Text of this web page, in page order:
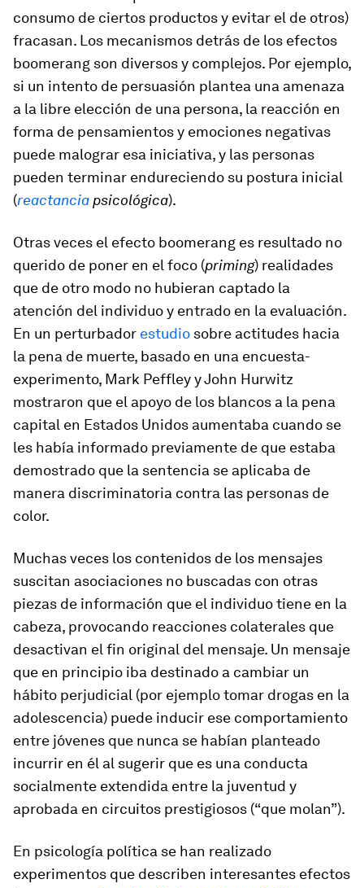
consumo de ciertos productos y evitar el de otros)
fracasan. Los mecanismos detrás de los efectos
boomerang son diversos y complejos. Por ejemplo,
si un intento de persuasión plantea una amenaza
a la libre elección de una persona, la reacción en
forma de pensamientos y emociones negativas
puede malograr esa iniciativa, y las personas
pueden terminar endureciendo su postura inicial
(reactancia psicológica).
Otras veces el efecto boomerang es resultado no
querido de poner en el foco (priming) realidades
que de otro modo no hubieran captado la
atención del individuo y entrado en la evaluación.
En un perturbador estudio sobre actitudes hacia
la pena de muerte, basado en una encuesta-
experimento, Mark Peffley y John Hurwitz
mostraron que el apoyo de los blancos a la pena
capital en Estados Unidos aumentaba cuando se
les había informado previamente de que estaba
demostrado que la sentencia se aplicaba de
manera discriminatoria contra las personas de
color.
Muchas veces los contenidos de los mensajes
suscitan asociaciones no buscadas con otras
piezas de información que el individuo tiene en la
cabeza, provocando reacciones colaterales que
desactivan el fin original del mensaje. Un mensaje
que en principio iba destinado a cambiar un
hábito perjudicial (por ejemplo tomar drogas en la
adolescencia) puede inducir ese comportamiento
entre jóvenes que nunca se habían planteado
incurrir en él al sugerir que es una conducta
socialmente extendida entre la juventud y
aprobada en circuitos prestigiosos (“que molan”).
En psicología política se han realizado
experimentos que describen interesantes efectos